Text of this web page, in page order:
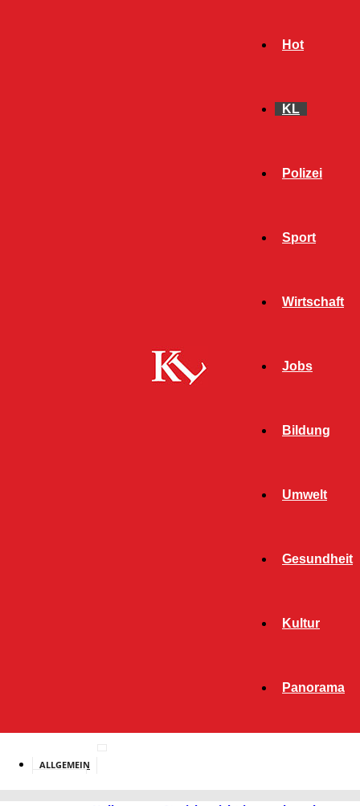
Hot
KL
Polizei
Sport
Wirtschaft
Jobs
Bildung
Umwelt
Gesundheit
Kultur
Panorama
ALLGEMEIN